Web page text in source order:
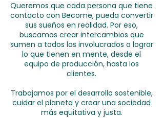
Queremos que cada persona que tiene
contacto con Become, pueda convertir
sus sueños en realidad. Por eso,
buscamos crear intercambios que
sumen a todos los involucrados a lograr
lo que tienen en mente, desde el
equipo de producción, hasta los
clientes.
Trabajamos por el desarrollo sostenible,
cuidar el planeta y crear una sociedad
más equitativa y justa.